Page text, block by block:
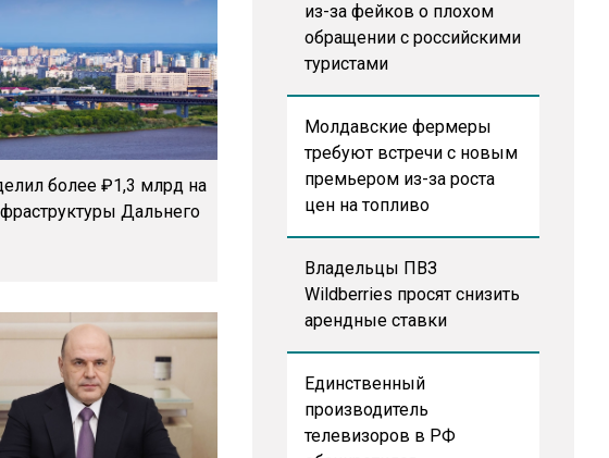
более ₽1,3 млрд на
Дальнего
из-за фейков о плохом
обращении с российскими
туристами
Молдавские фермеры
требуют встречи с новым
премьером из-за роста
цен на топливо
Владельцы ПВЗ
Wildberries просят снизить
арендные ставки
Единственный
производитель
телевизоров в РФ